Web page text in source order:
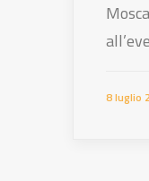
8 luglio